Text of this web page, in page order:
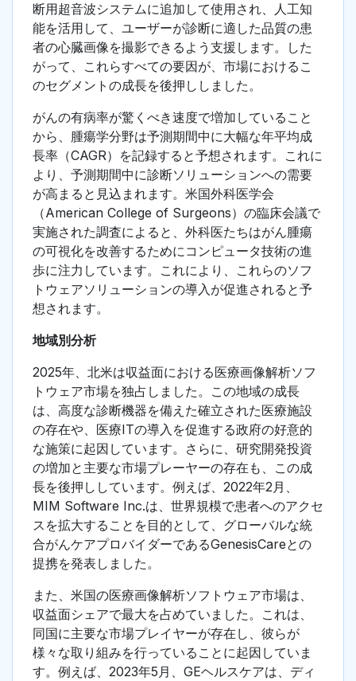
断用超音波システムに追加して使用され、人工知
能を活用して、ユーザーが診断に適した品質の患
者の心臓画像を撮影できるよう支援します。した
がって、これらすべての要因が、市場におけるこ
のセグメントの成長を後押ししました。
がんの有病率が驚くべき速度で増加していること
から、腫瘍学分野は予測期間中に大幅な年平均成
長率（CAGR）を記録すると予想されます。これに
より、予測期間中に診断ソリューションへの需要
が高まると見込まれます。米国外科医学会
（American College of Surgeons）の臨床会議で
実施された調査によると、外科医たちはがん腫瘍
の可視化を改善するためにコンピュータ技術の進
歩に注力しています。これにより、これらのソフ
トウェアソリューションの導入が促進されると予
想されます。
地域別分析
2025年、北米は収益面における医療画像解析ソフ
トウェア市場を独占しました。この地域の成長
は、高度な診断機器を備えた確立された医療施設
の存在や、医療ITの導入を促進する政府の好意的
な施策に起因しています。さらに、研究開発投資
の増加と主要な市場プレーヤーの存在も、この成
長を後押ししています。例えば、2022年2月、
MIM Software Inc.は、世界規模で患者へのアクセ
スを拡大することを目的として、グローバルな統
合がんケアプロバイダーであるGenesisCareとの
提携を発表しました。
また、米国の医療画像解析ソフトウェア市場は、
収益面シェアで最大を占めていました。これは、
同国に主要な市場プレイヤーが存在し、彼らが
様々な取り組みを行っていることに起因していま
す。例えば、2023年5月、GEヘルスケアは、ディ